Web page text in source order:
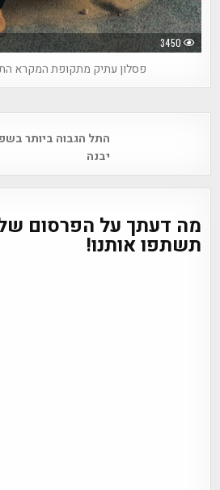
3450
פסלון עתיק מתקופת המקרא
navigationהתל הגבוה ביותר
יבנה
מה דעתך על הפרסום
תשתפו אותנו!